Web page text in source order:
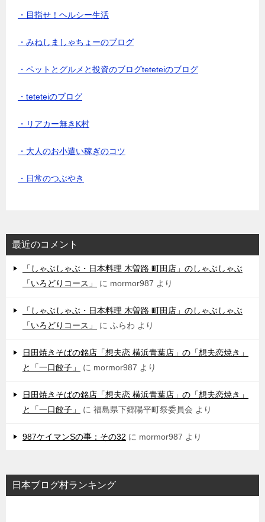
・目指せ！ヘルシー生活
・みねしましゃちょーのブログ
・ペットとグルメと投資のブログteteteiのブログ
・teteteiのブログ
・リアカー無きK村
・大人のお小遣い稼ぎのコツ
・日常のつぶやき
最近のコメント
「しゃぶしゃぶ・日本料理 木曽路 町田店」のしゃぶしゃぶ
「いろどりコース」
に mormor987 より
「しゃぶしゃぶ・日本料理 木曽路 町田店」のしゃぶしゃぶ
「いろどりコース」
に ふらわ より
日田焼きそばの銘店「想夫恋 横浜青葉店」の「想夫恋焼き」
と「一口餃子」
に mormor987 より
日田焼きそばの銘店「想夫恋 横浜青葉店」の「想夫恋焼き」
と「一口餃子」
に 福島県下郷陽平町祭委員会 より
987ケイマンSの事：その32 に mormor987 より
日本ブログ村ランキング